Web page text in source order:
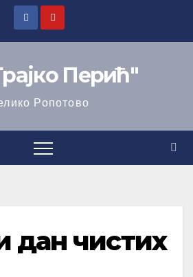
Перић"
Ропотово
дан чистих